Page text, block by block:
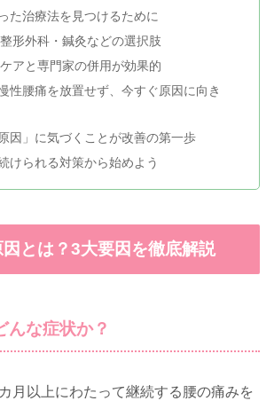
た治療法を見つけるために
形外科・鍼灸などの選択肢
アと専門家の併用が効果的
性腰痛を放置せず、今すぐ原因に向き
因」に気づくことが改善の第一歩
けられる対策から始めよう
とは？3大要因を徹底解説
んな症状か？
月以上にわたって継続する腰の痛みを